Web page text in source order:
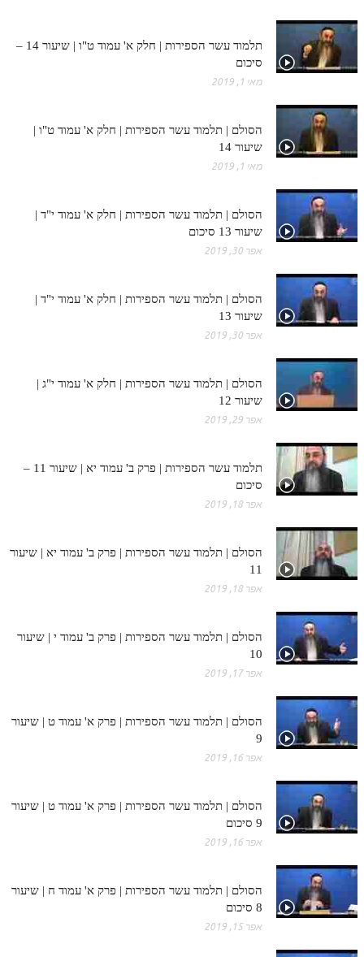
תלמוד עשר הספירות | חלק א' עמוד ט"ו | שיעור 14 –
סיכום
מאי 1, 2019
הסולם | תלמוד עשר הספירות | חלק א' עמוד ט"ו |
שיעור 14
מאי 1, 2019
הסולם | תלמוד עשר הספירות | חלק א' עמוד י"ד |
שיעור 13 סיכום
אפר 30, 2019
הסולם | תלמוד עשר הספירות | חלק א' עמוד י"ד |
שיעור 13
אפר 30, 2019
הסולם | תלמוד עשר הספירות | חלק א' עמוד י"ג |
שיעור 12
אפר 29, 2019
תלמוד עשר הספירות | פרק ב' עמוד יא | שיעור 11 –
סיכום
אפר 18, 2019
הסולם | תלמוד עשר הספירות | פרק ב' עמוד יא | שיעור
11
אפר 18, 2019
הסולם | תלמוד עשר הספירות | פרק ב' עמוד י | שיעור
10
אפר 17, 2019
הסולם | תלמוד עשר הספירות | פרק א' עמוד ט | שיעור
9
אפר 16, 2019
הסולם | תלמוד עשר הספירות | פרק א' עמוד ט | שיעור
9 סיכום
אפר 16, 2019
הסולם | תלמוד עשר הספירות | פרק א' עמוד ח | שיעור
8 סיכום
אפר 15, 2019